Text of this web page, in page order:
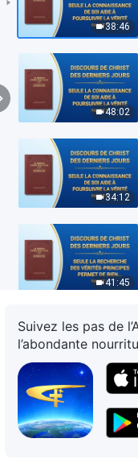
38:46
48:02
34:12
41:45
52:10
Suivez les pas de
l’abondante